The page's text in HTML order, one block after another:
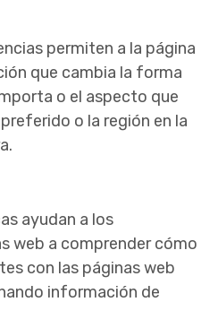
permiten a la página
que cambia la forma
o el aspecto que
o la región en la
ayudan a los
web a comprender cómo
con las páginas web
información de